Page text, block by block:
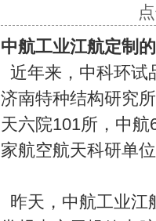
中航工业江航定制
近年来，中科环试
济南特种结构研究
天六院101所，中
家航空航天科研单
昨天，中航工业江